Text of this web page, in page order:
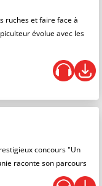
ruches et faire face à
évolue avec les
concours "Un
raconte son parcours